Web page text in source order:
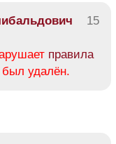
15
правила
удалён.